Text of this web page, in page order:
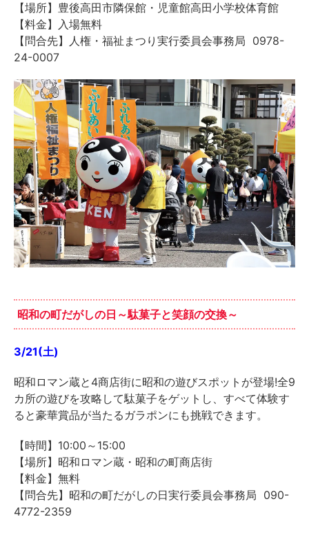
【場所】豊後高田市隣保館・児童館高田小学校体育館
【料金】入場無料
【問合先】人権・福祉まつり実行委員会事務局 0978-
24-0007
昭和の町だがしの日～駄菓子と笑顔の交換～
3/21(土)
昭和ロマン蔵と4商店街に昭和の遊びスポットが登場!全9
カ所の遊びを攻略して駄菓子をゲットし、すべて体験す
ると豪華賞品が当たるガラポンにも挑戦できます。
【時間】10:00～15:00
【場所】昭和ロマン蔵・昭和の町商店街
【料金】無料
【問合先】昭和の町だがしの日実行委員会事務局 090-
4772-2359